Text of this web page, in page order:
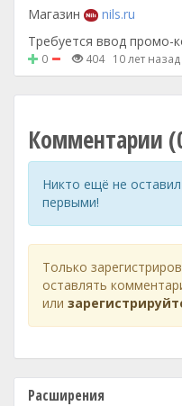
Магазин
nils.ru
Требуется ввод промо-
0 404 10 лет назад
Комментарии
Никто ещё не
первыми!
Только
оставлять
или
Расширения